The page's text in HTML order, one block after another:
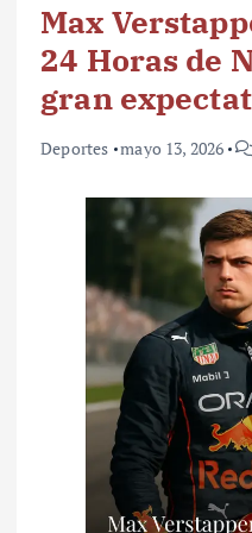
Max
24 Horas de
gran
Deportes mayo 13, 2026